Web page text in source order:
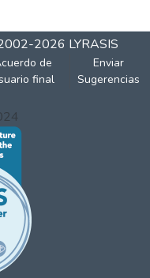
2026 LYRASIS
de
final
Enviar
Sugerencias